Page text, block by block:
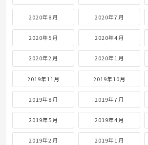
2020年8月 2020年7月
2020年5月 2020年4月
2020年2月 2020年1月
2019年11月 2019年10月
2019年8月 2019年7月
2019年5月 2019年4月
2019年2月 2019年1月